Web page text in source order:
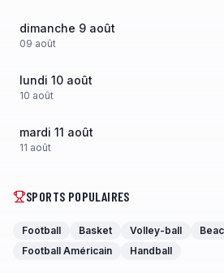
dimanche 9 août
09 août
lundi 10 août
10 août
mardi 11 août
11 août
SPORTS POPULAIRES
Football Basket Volley-ball
Football Américain
Handball